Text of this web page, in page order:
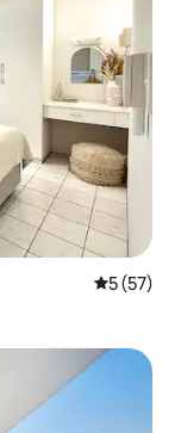
औसत रेटिंग
5 (57)